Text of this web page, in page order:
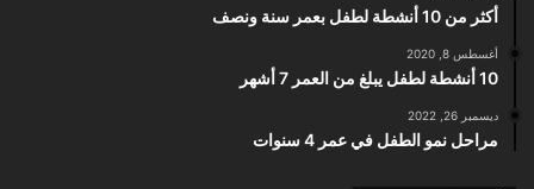
أكثر من 10 أنشطة لطفل بعمر سنة ونصف
أغسطس 8, 2020
10 أنشطة لطفل يبلغ من العمر 7 أشهر
ديسمبر 26, 2022
مراحل نمو الطفل في عمر 4 سنوات